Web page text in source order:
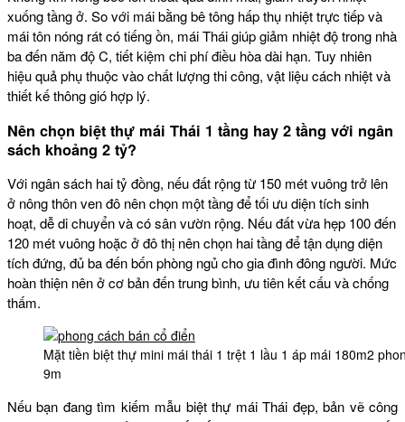
xuống tầng ở. So với mái bằng bê tông hấp thụ nhiệt trực tiếp và
mái tôn nóng rát có tiếng ồn, mái Thái giúp giảm nhiệt độ trong nhà
ba đến năm độ C, tiết kiệm chi phí điều hòa dài hạn. Tuy nhiên
hiệu quả phụ thuộc vào chất lượng thi công, vật liệu cách nhiệt và
thiết kế thông gió hợp lý.
Nên chọn biệt thự mái Thái 1 tầng hay 2 tầng với ngân
sách khoảng 2 tỷ?
Với ngân sách hai tỷ đồng, nếu đất rộng từ 150 mét vuông trở lên
ở nông thôn ven đô nên chọn một tầng để tối ưu diện tích sinh
hoạt, dễ di chuyển và có sân vườn rộng. Nếu đất vừa hẹp 100 đến
120 mét vuông hoặc ở đô thị nên chọn hai tầng để tận dụng diện
tích đứng, đủ ba đến bốn phòng ngủ cho gia đình đông người. Mức
hoàn thiện nên ở cơ bản đến trung bình, ưu tiên kết cấu và chống
thấm.
Mặt tiền biệt thự mini mái thái 1 trệt 1 lầu 1 áp mái 180m2
9m
Nếu bạn đang tìm kiếm mẫu biệt thự mái Thái đẹp, bản vẽ công